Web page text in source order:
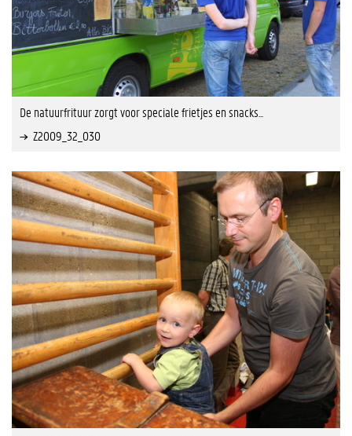
De natuurfrituur zorgt voor speciale frietjes en snacks...
Z2009_32_030